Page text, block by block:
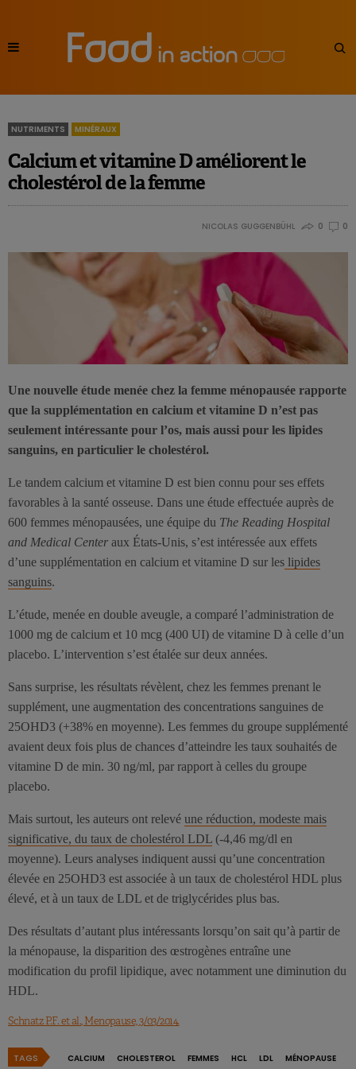
NUTRIMENTS MINÉRAUX
Calcium et vitamine D améliorent le
cholestérol de la femme
NICOLAS GUGGENBÜHL 0 0
Une nouvelle étude menée chez la femme ménopausée rapporte
que la supplémentation en calcium et vitamine D n’est pas
seulement intéressante pour l’os, mais aussi pour les lipides
sanguins, en particulier le cholestérol.
Le tandem calcium et vitamine D est bien connu pour ses effets
favorables à la santé osseuse. Dans une étude effectuée auprès de
600 femmes ménopausées, une équipe du The Reading Hospital
and Medical Center aux États-Unis, s’est intéressée aux effets
d’une supplémentation en calcium et vitamine D sur les lipides
sanguins.
L’étude, menée en double aveugle, a comparé l’administration de
1000 mg de calcium et 10 mcg (400 UI) de vitamine D à celle d’un
placebo. L’intervention s’est étalée sur deux années.
Sans surprise, les résultats révèlent, chez les femmes prenant le
supplément, une augmentation des concentrations sanguines de
25OHD3 (+38% en moyenne). Les femmes du groupe supplémenté
avaient deux fois plus de chances d’atteindre les taux souhaités de
vitamine D de min. 30 ng/ml, par rapport à celles du groupe
placebo.
Mais surtout, les auteurs ont relevé une réduction, modeste mais
significative, du taux de cholestérol LDL (-4,46 mg/dl en
moyenne). Leurs analyses indiquent aussi qu’une concentration
élevée en 25OHD3 est associée à un taux de cholestérol HDL plus
élevé, et à un taux de LDL et de triglycérides plus bas.
Des résultats d’autant plus intéressants lorsqu’on sait qu’à partir de
la ménopause, la disparition des œstrogènes entraîne une
modification du profil lipidique, avec notamment une diminution du
HDL.
Schnatz P.F. et al., Menopause, 3/03/2014.
TAGS CALCIUM CHOLESTEROL FEMMES HCL LDL
MÉNOPAUSE